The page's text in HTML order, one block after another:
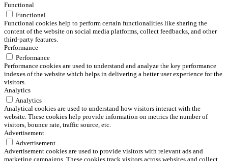
Functional
Functional
Functional cookies help to perform certain functionalities like sharing the
content of the website on social media platforms, collect feedbacks, and other
third-party features.
Performance
Performance
Performance cookies are used to understand and analyze the key performance
indexes of the website which helps in delivering a better user experience for the
visitors.
Analytics
Analytics
Analytical cookies are used to understand how visitors interact with the
website. These cookies help provide information on metrics the number of
visitors, bounce rate, traffic source, etc.
Advertisement
Advertisement
Advertisement cookies are used to provide visitors with relevant ads and
marketing campaigns. These cookies track visitors across websites and collect